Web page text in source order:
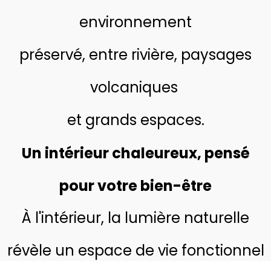
environnement
préservé, entre rivière, paysages
volcaniques
et grands espaces.
Un intérieur chaleureux, pensé
pour votre bien-être
À l'intérieur, la lumière naturelle
révèle un espace de vie fonctionnel